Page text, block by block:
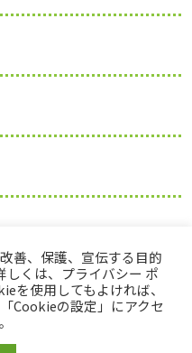
シー
善、保護、宣伝する目的
しくは、プライバシー ポ
を使用してもよければ、
Cookieの設定」にアクセ